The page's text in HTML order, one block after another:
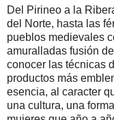
Del Pirineo a la
del Norte, hasta las
pueblos medievales
amuralladas fusión
conocer las técnicas
productos más
esencia, al caracter
una cultura, una